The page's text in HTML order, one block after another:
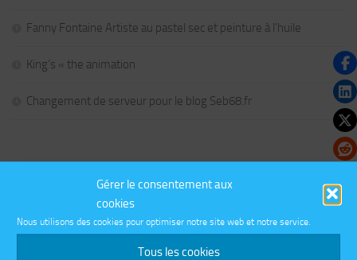
Gérer le consentement aux
cookies
Nous utilisons des cookies pour optimiser notre site web et notre service.
Tous les cookies
Fanny Fontaine Artiste au pastel sec et peinture à l’huile
King’s « the animation
Changement de serveur pour le blog Seb68.fr
PLUS